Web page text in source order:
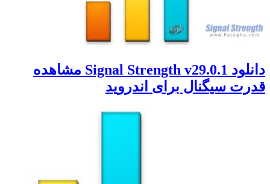
دانلود Signal Strength v29.0.1 مشاهده
سیگنال برای اندروید